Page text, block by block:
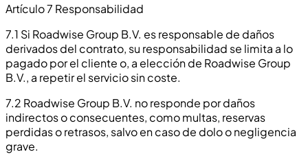
Artículo 7 Responsabilidad
7.1 Si Roadwise Group B.V. es responsable de daños
derivados del contrato, su responsabilidad se limita a lo
pagado por el cliente o, a elección de Roadwise Group
B.V., a repetir el servicio sin coste.
7.2 Roadwise Group B.V. no responde por daños
indirectos o consecuentes, como multas, reservas
perdidas o retrasos, salvo en caso de dolo o negligencia
grave.